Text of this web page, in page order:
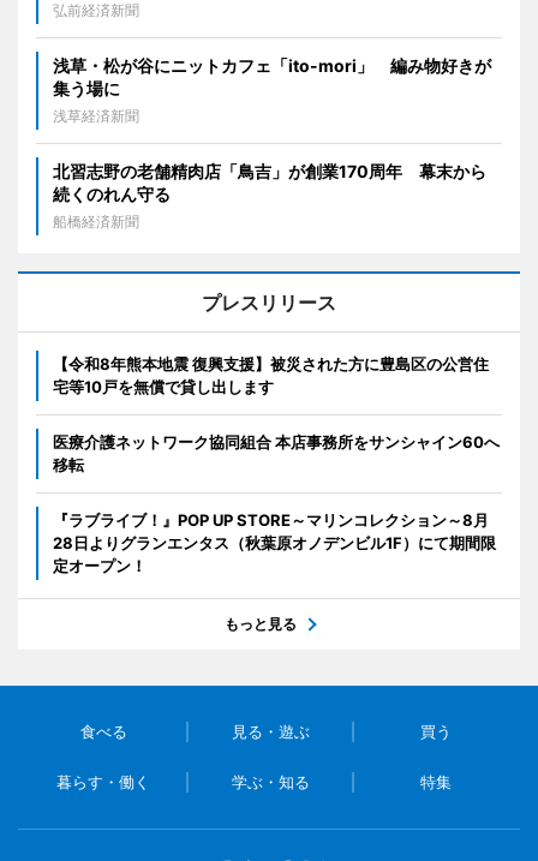
弘前経済新聞
浅草・松が谷にニットカフェ「ito-mori」 編み物好きが
集う場に
浅草経済新聞
北習志野の老舗精肉店「鳥吉」が創業170周年 幕末から
続くのれん守る
船橋経済新聞
プレスリリース
【令和8年熊本地震 復興支援】被災された方に豊島区の公営住
宅等10戸を無償で貸し出します
医療介護ネットワーク協同組合 本店事務所をサンシャイン60へ
移転
『ラブライブ！』POP UP STORE～マリンコレクション～8月
28日よりグランエンタス（秋葉原オノデンビル1F）にて期間限
定オープン！
もっと見る
食べる 見る・遊ぶ 買う
暮らす・働く 学ぶ・知る 特集